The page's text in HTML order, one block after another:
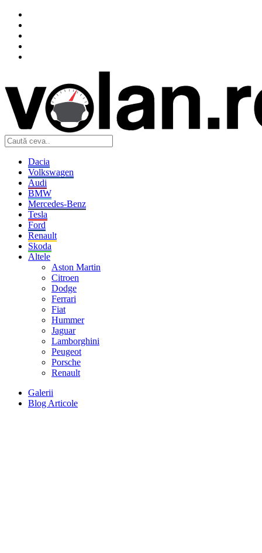
Dacia
Volkswagen
Audi
BMW
Mercedes-Benz
Tesla
Ford
Renault
Skoda
Altele
Aston Martin
Citroen
Dodge
Ferrari
Fiat
Hummer
Jaguar
Lamborghini
Peugeot
Porsche
Renault
Galerii
Blog Articole